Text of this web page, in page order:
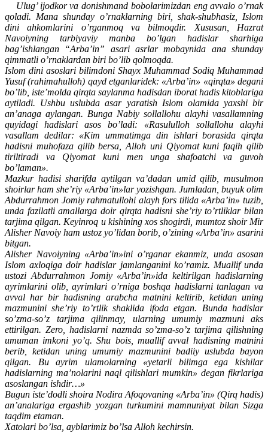
Ulug’ ijodkor va donishmand bobolarimizdan eng avvalo o’rnak
qoladi. Mana shunday o’rnaklarning biri, shak-shubhasiz, Islom
dini ahkomlarini o’rganmoq va bilmoqdir. Xususan, Hazrat
Navoiyning tarbiyaviy manba bo’lgan hadislar sharhiga
bag’ishlangan “Arba’in” asari asrlar mobaynida ana shunday
qimmatli o’rnaklardan biri bo’lib qolmoqda.
Islom dini asoslari bilimdoni Shayx Muhammad Sodiq Muhammad
Yusuf (rahimahulloh) qayd etganlaridek: «Arba’in» «qirqta» degani
bo’lib, iste’molda qirqta saylanma hadisdan iborat hadis kitoblariga
aytiladi. Ushbu uslubda asar yaratish Islom olamida yaxshi bir
an’anaga aylangan. Bunga Nabiy sollallohu alayhi vasallamning
quyidagi hadislari asos bo’ladi: «Rasululloh sollallohu alayhi
vasallam dedilar: «Kim ummatimga din ishlari borasida qirqta
hadisni muhofaza qilib bersa, Alloh uni Qiyomat kuni faqih qilib
tiriltiradi va Qiyomat kuni men unga shafoatchi va guvoh
bo’laman».
Mazkur hadisi sharifda aytilgan va’dadan umid qilib, musulmon
shoirlar ham she’riy «Arba’in»lar yozishgan. Jumladan, buyuk olim
Abdurrahmon Jomiy rahmatullohi alayh fors tilida «Arba’in» tuzib,
unda fazilatli amallarga doir qirqta hadisni she’riy to’rtliklar bilan
tarjima qilgan. Keyinroq u kishining xos shogirdi, mumtoz shoir Mir
Alisher Navoiy ham ustoz yo’lidan borib, o’zining «Arba’in» asarini
bitgan.
Alisher Navoiyning «Arba’in»ini o’rganar ekanmiz, unda asosan
Islom axloqiga doir hadislar jamlanganini ko’ramiz. Muallif unda
ustozi Abdurrahmon Jomiy «Arba’in»ida keltirilgan hadislarning
ayrimlarini olib, ayrimlari o’rniga boshqa hadislarni tanlagan va
avval har bir hadisning arabcha matnini keltirib, ketidan uning
mazmunini she’riy to’rtlik shaklida ifoda etgan. Bunda hadislar
so’zma-so’z tarjima qilinmay, ularning umumiy mazmuni aks
ettirilgan. Zero, hadislarni nazmda so’zma-so’z tarjima qilishning
umuman imkoni yo’q. Shu bois, muallif avval hadisning matnini
berib, ketidan uning umumiy mazmunini badiiy uslubda bayon
qilgan. Bu ayrim ulamolarning «yetarli bilimga ega kishilar
hadislarning ma’nolarini naql qilishlari mumkin» degan fikrlariga
asoslangan ishdir…»
Bugun iste’dodli shoira Nodira Afoqovaning «Arba’in» (Qirq hadis)
an’analariga ergashib yozgan turkumini mamnuniyat bilan Sizga
taqdim etaman.
Xatolari bo’lsa, ayblarimiz bo’lsa Alloh kechirsin.